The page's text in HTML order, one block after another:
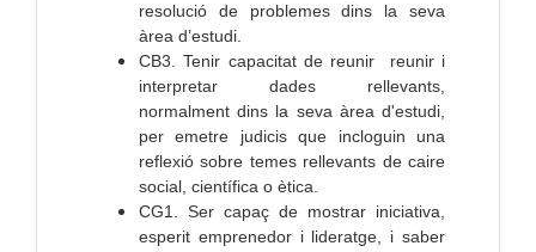
resolució de problemes dins la seva
àrea d’estudi.
CB3. Tenir capacitat de reunir reunir i
interpretar dades rellevants,
normalment dins la seva àrea d'estudi,
per emetre judicis que incloguin una
reflexió sobre temes rellevants de caire
social, científica o ètica.
CG1. Ser capaç de mostrar iniciativa,
esperit emprenedor i lideratge, i saber